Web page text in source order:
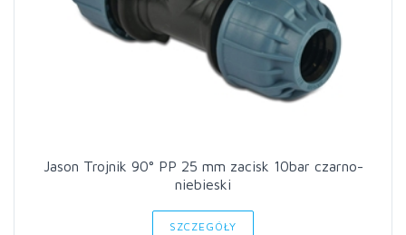
Jason Trojnik 90° PP 25 mm zacisk 10bar czarno-
niebieski
SZCZEGÓŁY